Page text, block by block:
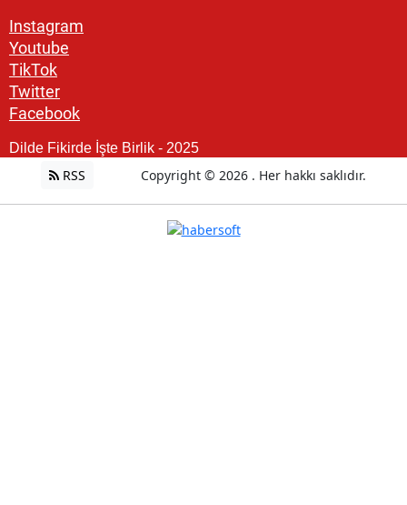
Instagram
Youtube
TikTok
Twitter
Facebook
Dilde Fikirde İşte Birlik - 2025
RSS Copyright © 2026 . Her hakkı saklıdır.